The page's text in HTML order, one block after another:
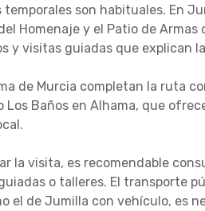
temporales son habituales. En
Homenaje y el Patio de
y visitas guiadas que explican
de Murcia completan la ruta
Los Baños en Alhama, que
la visita, es recomendable
o talleres. El transporte
el de Jumilla con vehículo, es